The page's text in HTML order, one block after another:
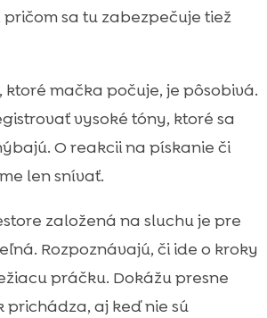
sa tu zabezpečuje tiež
mačka počuje, je pôsobivá.
vysoké tóny, ktoré sa
O reakcii na pískanie či
len snívať.
založená na sluchu je pre
Rozpoznávajú, či ide o kroky
práčku. Dokážu presne
prichádza, aj keď nie sú